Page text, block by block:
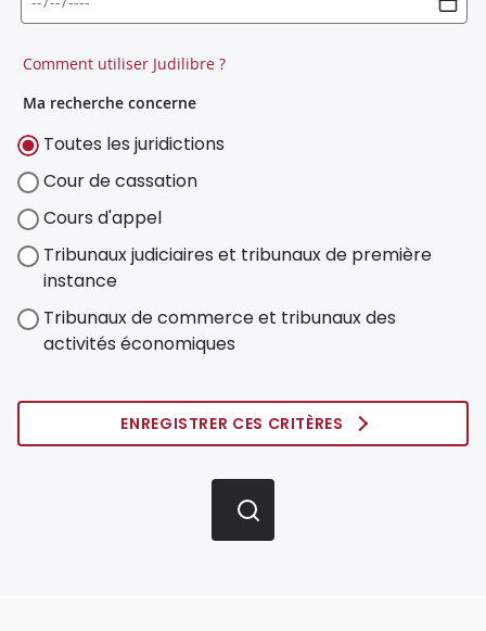
Comment utiliser Judilibre ?
Ma recherche concerne
Toutes les juridictions
Cour de cassation
Cours d'appel
Tribunaux judiciaires et tribunaux de première
instance
Tribunaux de commerce et tribunaux des
activités économiques
ENREGISTRER CES CRITÈRES